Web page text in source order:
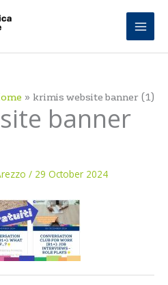
krimis website banner (1)
banner
/ 29 October 2024